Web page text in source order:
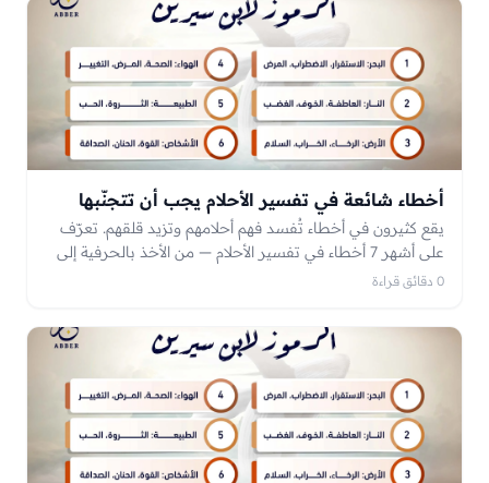
أخطاء شائعة في تفسير الأحلام يجب أن تتجنّبها
يقع كثيرون في أخطاء تُفسد فهم أحلامهم وتزيد قلقهم. تعرّف
على أشهر 7 أخطاء في تفسير الأحلام — من الأخذ بالحرفية إلى
الجزم بالغيب — وكيف تتجنّبها لتقرأ منامك بوعي.
0 دقائق قراءة